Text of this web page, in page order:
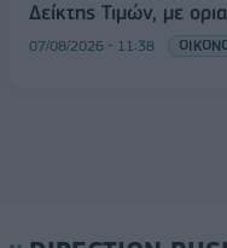
Δείκτης Τιμών, με
07/08/2026 - 11:38